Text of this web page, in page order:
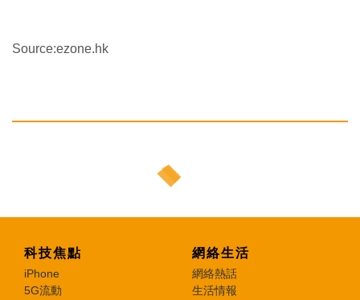
Source:ezone.hk
科技焦點
iPhone
5G流動
網絡生活
網絡熱話
生活情報